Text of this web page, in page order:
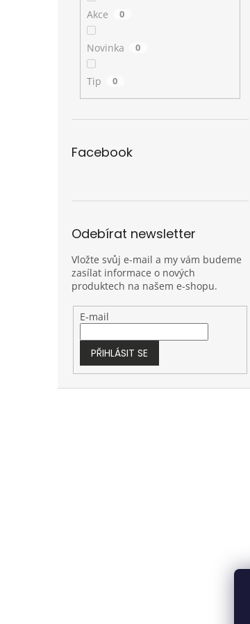
Akce 0
Novinka 0
Tip 0
Facebook
Odebírat newsletter
Vložte svůj e-mail a my vám budeme
zasílat informace o nových
produktech na našem e-shopu.
E-mail
PŘIHLÁSIT SE